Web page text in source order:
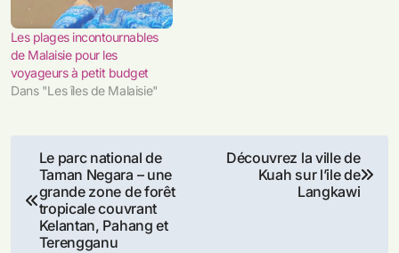
Les plages incontournables
de Malaisie pour les
voyageurs à petit budget
Dans "Les îles de Malaisie"
Navigation
de
l’article
Le parc national de
Taman Negara – une
grande zone de forêt
tropicale couvrant
Kelantan, Pahang et
Terengganu
Découvrez la ville de
Kuah sur l’ile de
Langkawi